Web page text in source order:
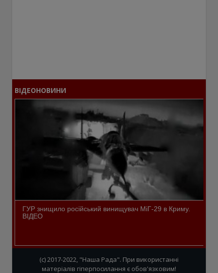
ВІДЕОНОВИНИ
ГУР знищило російський винищувач МіГ-29 в Криму.
ВІДЕО
(c) 2017-2022, "Наша Рада". При використанні
матеріалів гіперпосилання є обов'язковим!